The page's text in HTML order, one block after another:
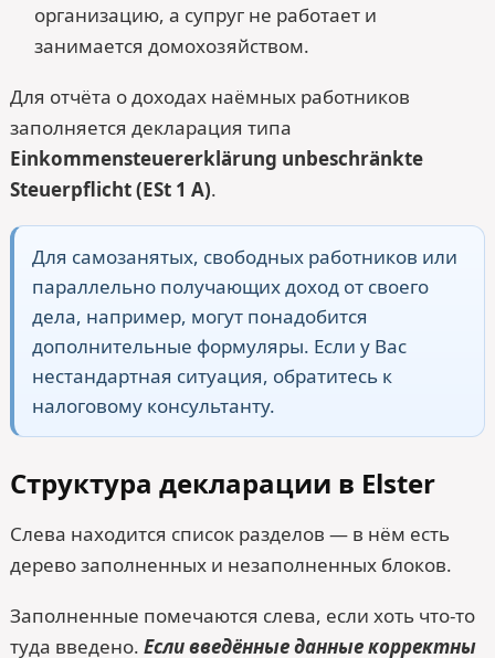
организацию, а супруг не работает и
занимается домохозяйством.
Для отчёта о доходах наёмных работников
заполняется декларация типа
Einkommensteuererklärung unbeschränkte
Steuerpflicht (ESt 1 A).
Для самозанятых, свободных работников или
параллельно получающих доход от своего
дела, например, могут понадобится
дополнительные формуляры. Если у Вас
нестандартная ситуация, обратитесь к
налоговому консультанту.
Структура декларации в Elster
Слева находится список разделов — в нём есть
дерево заполненных и незаполненных блоков.
Заполненные помечаются слева, если хоть что-то
туда введено. Если введённые данные корректны